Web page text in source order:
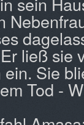
ließ sie
Sie
Tod -